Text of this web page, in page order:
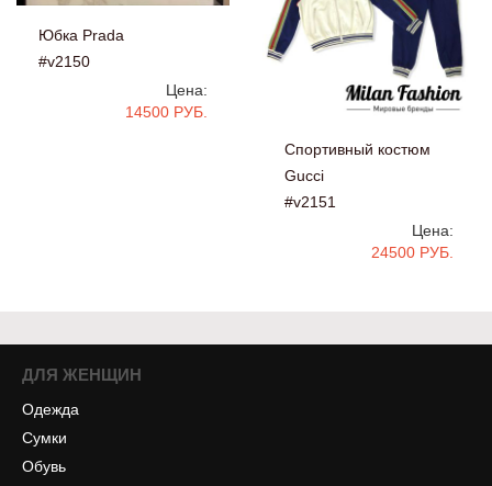
Юбка Prada
#v2150
Цена:
14500 РУБ.
Спортивный костюм
Gucci
#v2151
Цена:
24500 РУБ.
ДЛЯ ЖЕНЩИН
Одежда
Сумки
Обувь